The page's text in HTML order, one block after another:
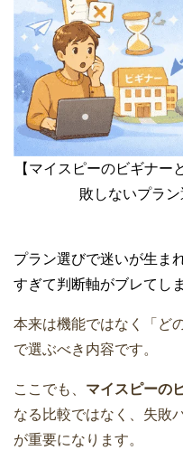
【マイスピーのビギナ
敗しないプラン
プラン選びで迷いが生ま
すぎて判断軸がブレてし
本来は機能ではなく「ど
で選ぶべき内容です。
ここでも、 マイスピーの
なる比較ではなく、失敗
が重要になります。